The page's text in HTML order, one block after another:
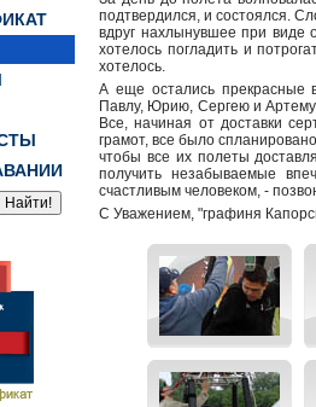
подтвердился, и состоялся.
вдруг нахлынувшее при
хотелось погладить и
хотелось.
А еще остались прекрасные
Павлу, Юрию, Сергею и
Все, начиная от доставки
грамот, все было
чтобы все их полеты
получить незабываемые
счастливым человеком, -
С Уважением, "графиня